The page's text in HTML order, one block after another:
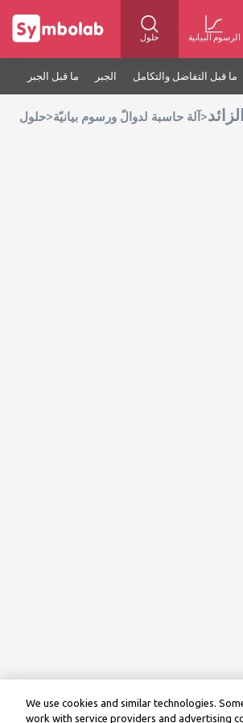
حلول الرسوم البيانية
ما قبل الجبر الجبر ما قبل التفاضل والتكامل
حلول>آلة حاسبة لدوالّ ورسوم بيانيّة >
We use cookies and similar technologies.
work with service providers and advertising